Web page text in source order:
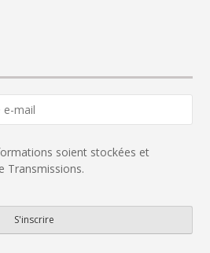
soient stockées et
Transmissions.
S'inscrire